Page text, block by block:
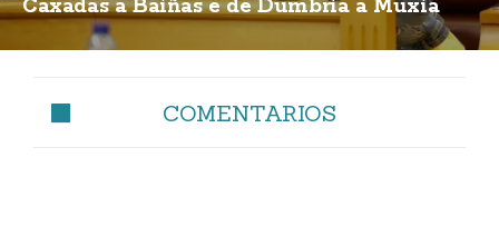
Caxadas a Baíñas e de Dumbría a Muxía
COMENTARIOS